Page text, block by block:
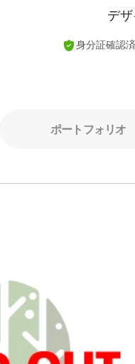
デ
身分証確認済
ポートフォリオ